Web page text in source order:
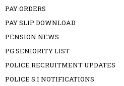
PAY ORDERS
PAY SLIP DOWNLOAD
PENSION NEWS
PG SENIORITY LIST
POLICE RECRUITMENT UPDATES
POLICE S.I NOTIFICATIONS